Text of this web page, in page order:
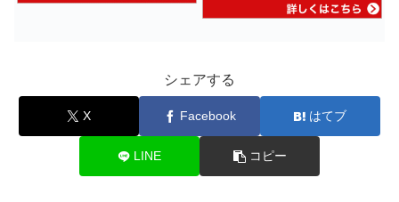
シェアする
X Facebook はてブ
LINE コピー